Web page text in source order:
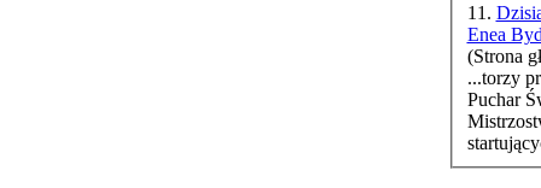
11.
Enea
(Strona
...torzy
Puchar